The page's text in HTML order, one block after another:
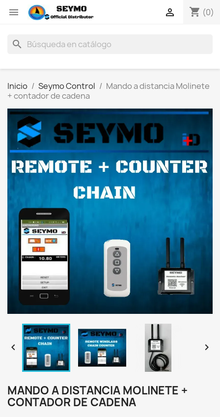
 shopping_cart (0)

search
Inicio Seymo Control
Mando a distancia Molinete
+ contador de cadena
 
MANDO A DISTANCIA MOLINETE +
CONTADOR DE CADENA